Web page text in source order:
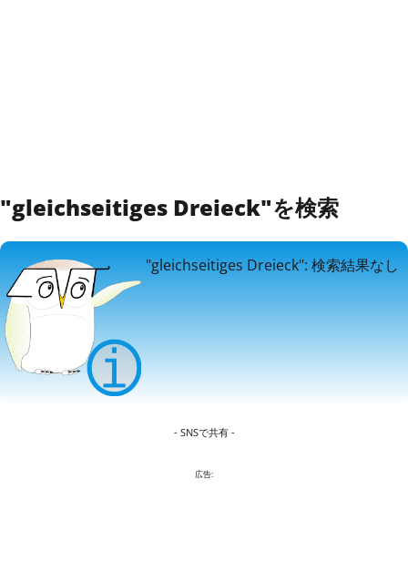
"gleichseitiges Dreieck"を検索
"gleichseitiges Dreieck": 検索結果なし
- SNSで共有 -
広告: